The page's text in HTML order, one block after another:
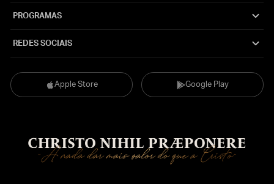
Apple Store Google Play
PROGRAMAS
REDES SOCIAIS